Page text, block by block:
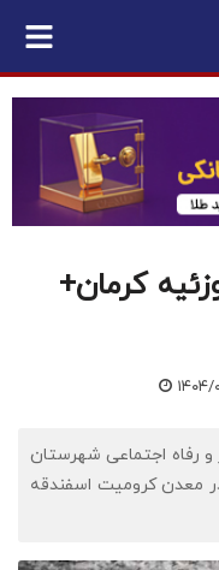
کرمان+
۱۳:۲۷
و رفاه اجتماعی شهرستان
معدن کرومیت اسفندقه